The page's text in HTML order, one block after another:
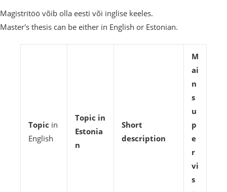
Magistritöö võib olla eesti või inglise keeles.
Master's thesis can be either in English or Estonian.
Topic in
English
Topic in
Estonia
n
Short
description
M
ai
n
s
u
p
e
r
vi
s